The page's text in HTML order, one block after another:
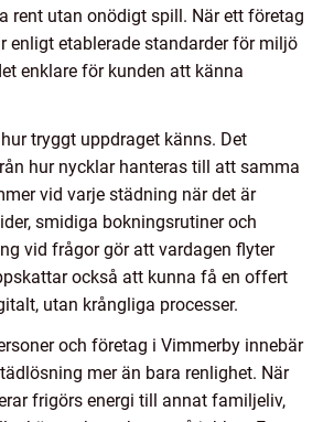
rent utan onödigt spill. När ett företag
enligt etablerade standarder för miljö
enklare för kunden att känna
tryggt uppdraget känns. Det
hur nycklar hanteras till att samma
vid varje städning när det är
smidiga bokningsrutiner och
vid frågor gör att vardagen flyter
också att kunna få en offert
utan krångliga processer.
och företag i Vimmerby innebär
mer än bara renlighet. När
frigörs energi till annat familjeliv,